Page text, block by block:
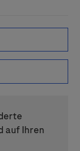
auf Ihren